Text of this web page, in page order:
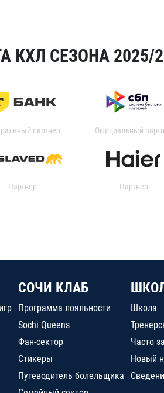
СЕЗОНА 2025/
партнер Официальный
Партнер Партнер
СОЧИ КЛАБ
Программа лояльности
Sochi Queens
Фан-сектор
Стикеры
Путеводитель болельщика
Школа
Часто
Новый